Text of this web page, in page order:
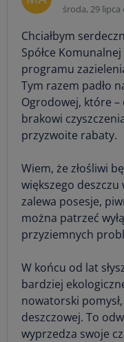
środa, 29 lipca
Chciałbym
Spółce
programu
Tym razem padło
Ogrodowej, które
brakowi
przyzwoite rabaty.
Wiem, że złośliwi
większego deszczu
zalewa posesje,
można patrzeć
przyziemnych
W końcu od lat
bardziej
nowatorski
deszczowej. To
wyprzedza swoje